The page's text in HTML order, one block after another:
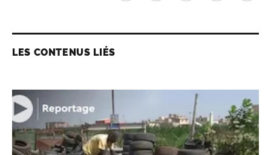
LES CONTENUS LIÉS